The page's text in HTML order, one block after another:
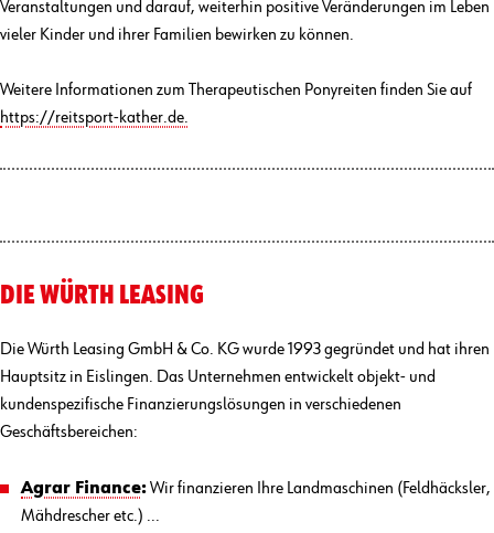
Veranstaltungen und darauf, weiterhin positive Veränderungen im Leben
vieler Kinder und ihrer Familien bewirken zu können.
Weitere Informationen zum Therapeutischen Ponyreiten finden Sie auf
https://reitsport-kather.de.
DIE WÜRTH LEASING
Die Würth Leasing GmbH & Co. KG wurde 1993 gegründet und hat ihren
Hauptsitz in Eislingen. Das Unternehmen entwickelt objekt- und
kundenspezifische Finanzierungslösungen in verschiedenen
Geschäftsbereichen:
Agrar Finance:Wir finanzieren Ihre Landmaschinen (Feldhäcksler,
Mähdrescher etc.) ...